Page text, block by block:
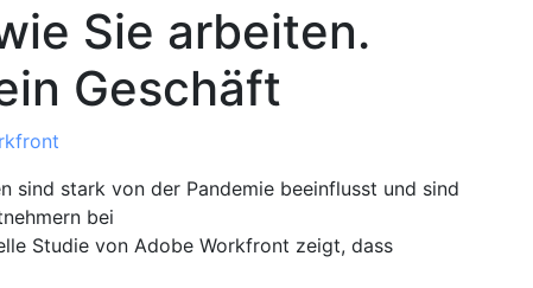
Sie arbeiten.
Geschäft
sind stark von der Pandemie beeinflusst und sind
bei
Studie von Adobe Workfront zeigt, dass